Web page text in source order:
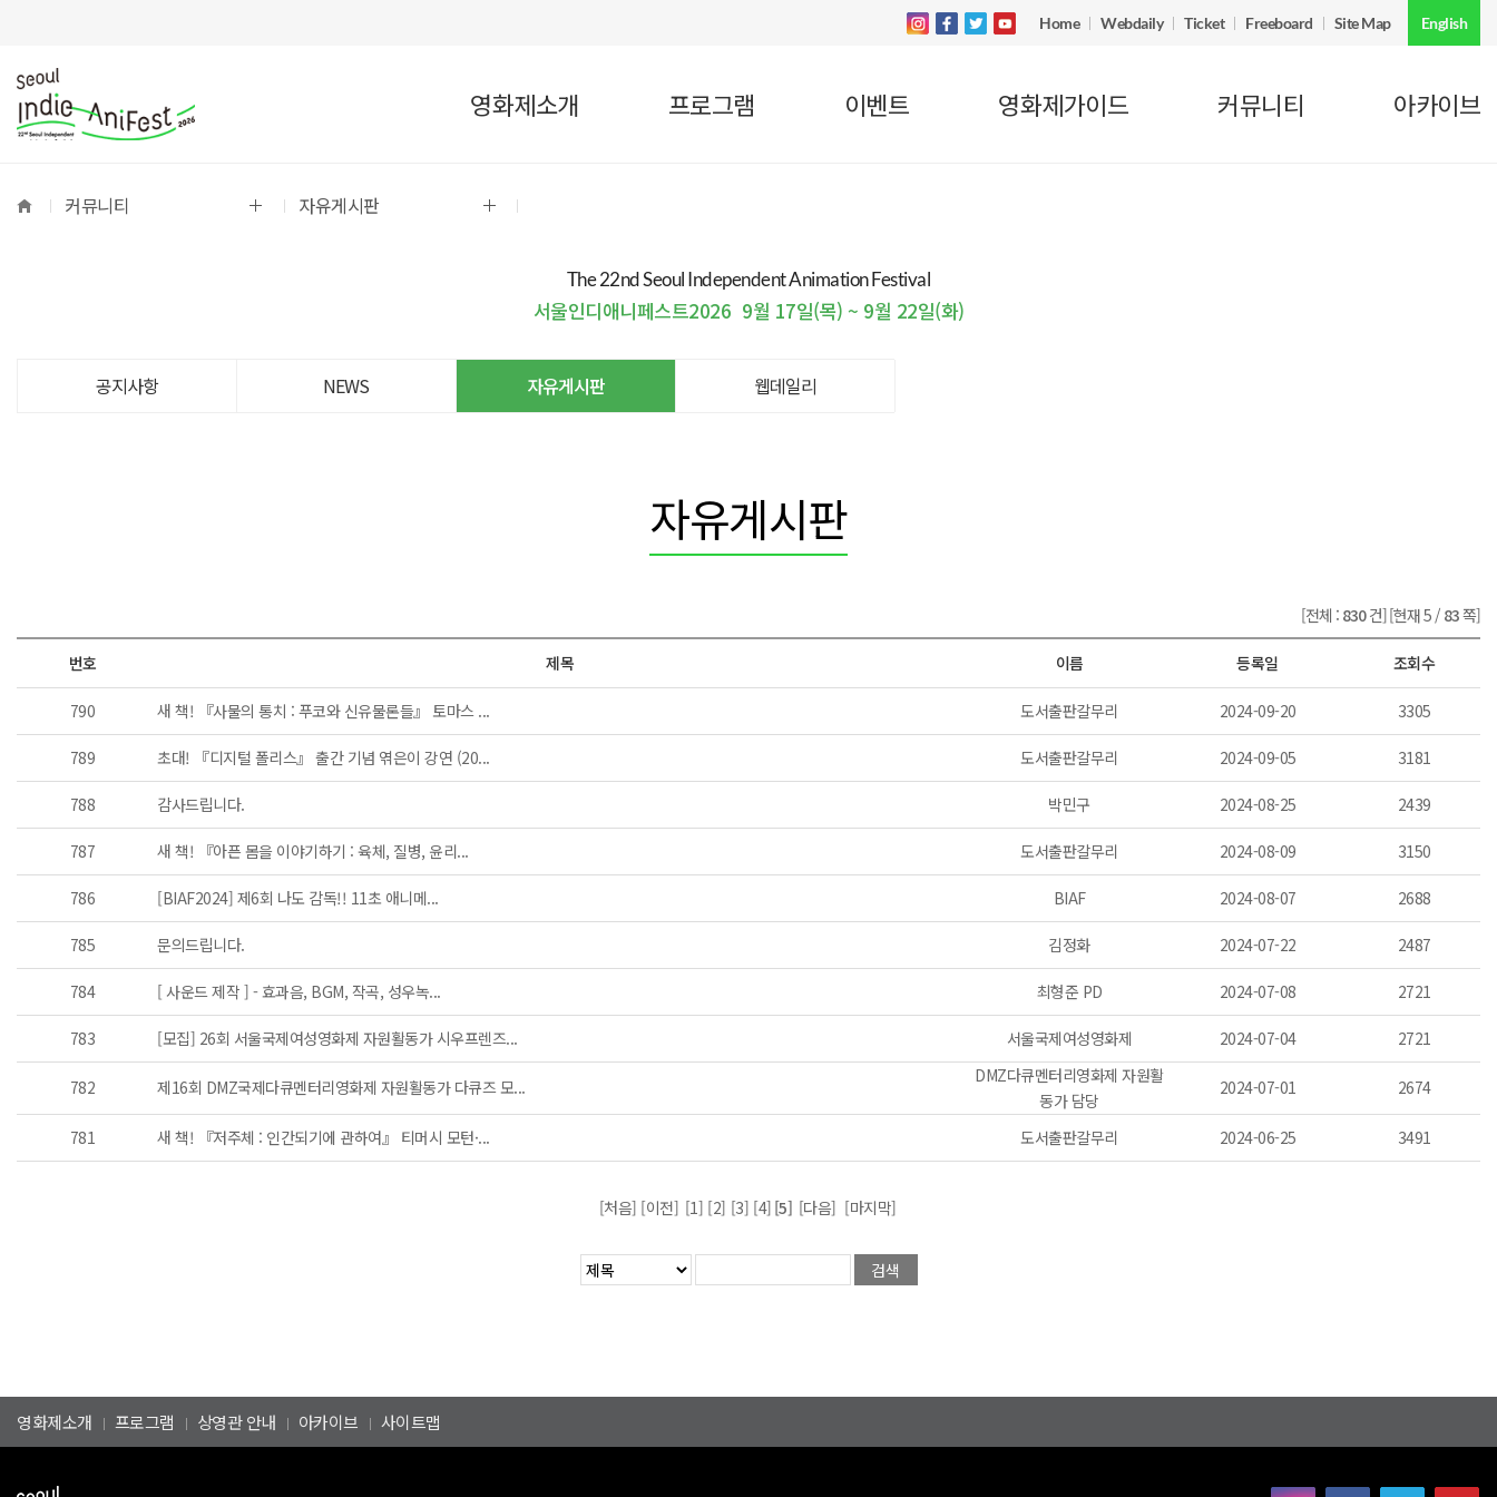
English
Home Webdaily Ticket Freeboard Site Map
영화제소개 프로그램 이벤트 영화제가이드 커뮤니티 아카이브
커뮤니티 자유게시판
The 22nd Seoul Independent Animation Festival
서울인디애니페스트2026 9월 17일(목) ~ 9월 22일(화)
공지사항 NEWS 자유게시판 웹데일리
자유게시판
[전체 : 830건][현재 5 / 83쪽]
번호 제목 이름 등록일 조회수
790 새 책! 『사물의 통치 : 푸코와 신유물론들』 토마스 ... 도서출판갈무리 2024-09-20 3305
789 초대! 『디지털 폴리스』 출간 기념 엮은이 강연 (20... 도서출판갈무리 2024-09-05 3181
788 감사드립니다. 박민구 2024-08-25 2439
787 새 책! 『아픈 몸을 이야기하기 : 육체, 질병, 윤리... 도서출판갈무리 2024-08-09 3150
786 [BIAF2024] 제6회 나도 감독!! 11초 애니메... BIAF 2024-08-07 2688
785 문의드립니다. 김정화 2024-07-22 2487
784 [ 사운드 제작 ] - 효과음, BGM, 작곡, 성우녹... 최형준 PD 2024-07-08 2721
783 [모집] 26회 서울국제여성영화제 자원활동가 시우프렌즈... 서울국제여성영화제 2024-07-04 2721
782 제16회 DMZ국제다큐멘터리영화제 자원활동가 다큐즈 모...
DMZ다큐멘터리영화제 자원활
동가 담당
2024-07-01 2674
781 새 책! 『저주체 : 인간되기에 관하여』 티머시 모턴·... 도서출판갈무리 2024-06-25 3491
[처음] [이전] [1] [2] [3] [4] [5] [다음] [마지막]
영화제소개 프로그램 상영관 안내 아카이브 사이트맵